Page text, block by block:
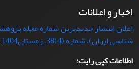
اخبار و اعلانات
اعلان انتشار جدیدترین شماره مجله
شناسی ایران)، شماره (4)38، زمستان1404
اطلاعات کپی رایت: